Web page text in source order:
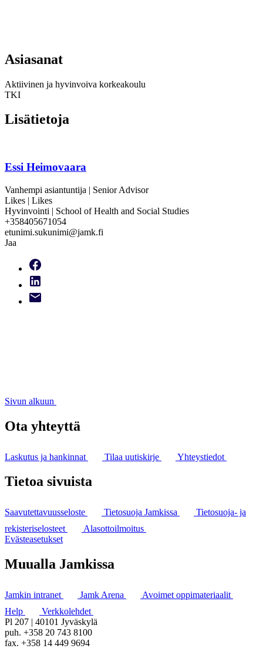
Asiasanat
Aktiivinen ja hyvinvoiva korkeakoulu
TKI
Lisätietoja
Essi Heimovaara
Vanhempi asiantuntija | Senior Advisor
Likes | Likes
Hyvinvointi | School of Health and Social Studies
+358405671054
etunimi.sukunimi@jamk.fi
Jaa
Sivun alkuun
Ota yhteyttä
Laskutus ja hankinnat Tilaa uutiskirje Yhteystiedot
Tietoa sivuista
Saavutettavuusseloste Tietosuoja Jamkissa
Tietosuoja- ja
rekisteriselosteet
Alasottoilmoitus
Evästeasetukset
Muualla Jamkissa
Jamkin intranet Jamk Arena
Avoimet oppimateriaalit
Help
Verkkolehdet
Pl 207 | 40101 Jyväskylä
puh. +358 20 743 8100
fax. +358 14 449 9694